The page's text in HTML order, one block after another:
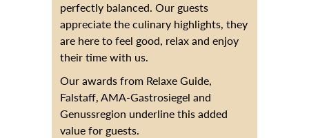
perfectly balanced. Our guests
appreciate the culinary highlights, they
are here to feel good, relax and enjoy
their time with us.
Our awards from Relaxe Guide,
Falstaff, AMA-Gastrosiegel and
Genussregion underline this added
value for guests.